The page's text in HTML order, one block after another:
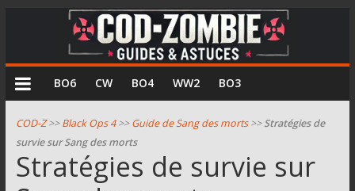
COD
Zombie
Guides
et
BO6 CW BO4 WW2 BO3
COD-Z>>Black Ops 4>>Guide de Sang des morts>>Stratégies de
survie sur Sang des morts
Stratégies de survie sur